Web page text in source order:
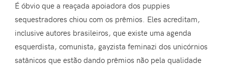
É óbvio que a reaçada apoiadora dos puppies
sequestradores chiou com os prêmios. Eles acreditam,
inclusive autores brasileiros, que existe uma agenda
esquerdista, comunista, gayzista feminazi dos unicórnios
satânicos que estão dando prêmios não pela qualidade